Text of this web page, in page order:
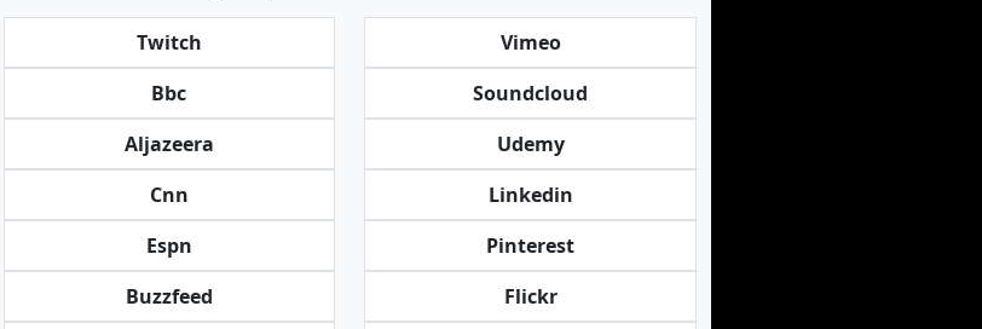
Twitch
Bbc
Aljazeera
Cnn
Espn
Buzzfeed
Vimeo
Soundcloud
Udemy
Linkedin
Pinterest
Flickr